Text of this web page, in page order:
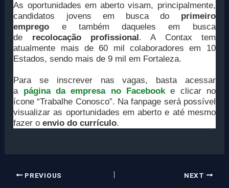
As oportunidades em aberto visam, principalmente,
candidatos jovens em busca do primeiro
emprego e também daqueles em busca
de recolocação profissional . A Contax tem
atualmente mais de 60 mil colaboradores em 10
Estados, sendo mais de 9 mil em Fortaleza.
Para se inscrever nas vagas, basta acessar
a página da empresa no Facebooke clicar no
ícone “Trabalhe Conosco”. Na fanpage será possível
visualizar as oportunidades em aberto e até mesmo
fazer o envio do currículo.
PREVIOUS NEXT